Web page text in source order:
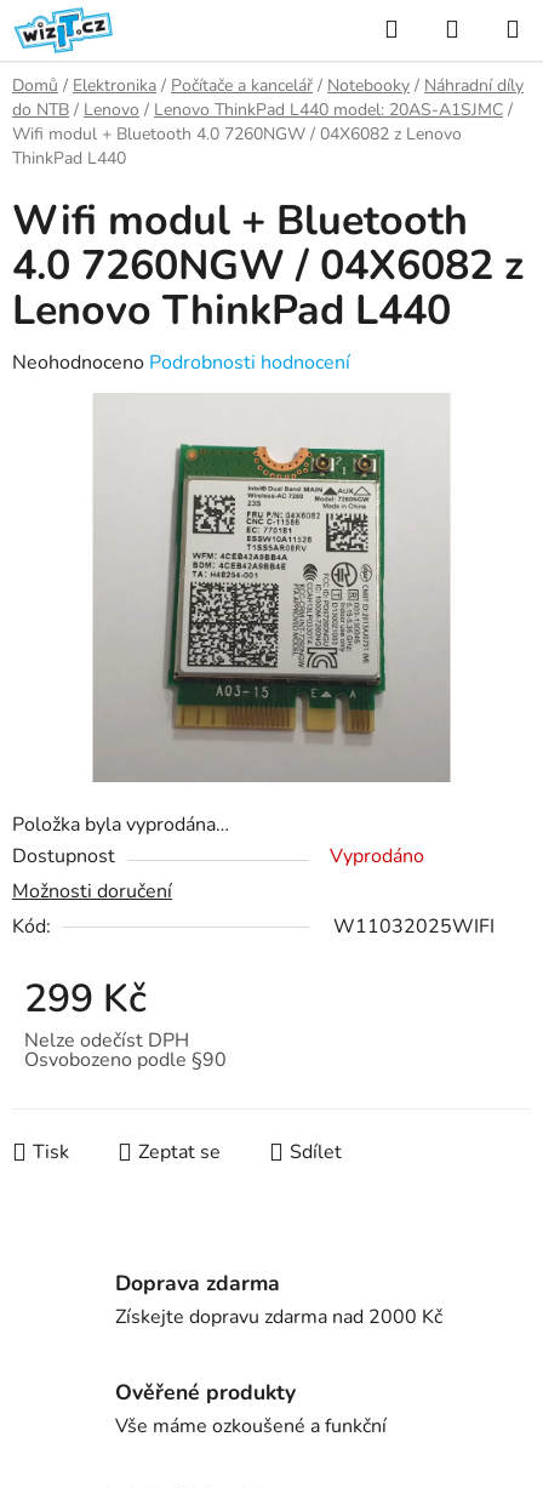
Přejít
na
obsah
Hledat
KOŠÍK
Domů / Elektronika / Počítače a kancelář / Notebooky / Náhradní díly
do NTB / Lenovo / Lenovo ThinkPad L440 model: 20AS-A1SJMC /
Wifi modul + Bluetooth 4.0 7260NGW / 04X6082 z Lenovo
ThinkPad L440
Položka byla vyprodána…
Dostupnost
Vyprodáno
Možnosti doručení
Kód:
W11032025WIFI
299 Kč
Nelze odečíst DPH
Osvobozeno podle §90
Tisk Zeptat se Sdílet
Wifi modul + Bluetooth
4.0 7260NGW / 04X6082 z
Lenovo ThinkPad L440
Průměrné
hodnocení
Neohodnoceno Podrobnosti hodnocení
Doprava zdarma
Získejte dopravu zdarma nad 2000 Kč
Ověřené produkty
Vše máme ozkoušené a funkční